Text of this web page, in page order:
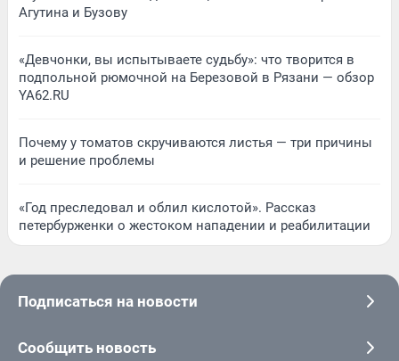
Агутина и Бузову
«Девчонки, вы испытываете судьбу»: что творится в
подпольной рюмочной на Березовой в Рязани — обзор
YA62.RU
Почему у томатов скручиваются листья — три причины
и решение проблемы
«Год преследовал и облил кислотой». Рассказ
петербурженки о жестоком нападении и реабилитации
Подписаться на новости
Сообщить новость